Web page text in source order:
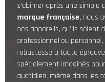
s’abîmer après une simple
marque française, nous
nos appareils, qu’ils soient
professionnel ou
robustesse à toute
spécialement imaginés
quotidien, même dans les